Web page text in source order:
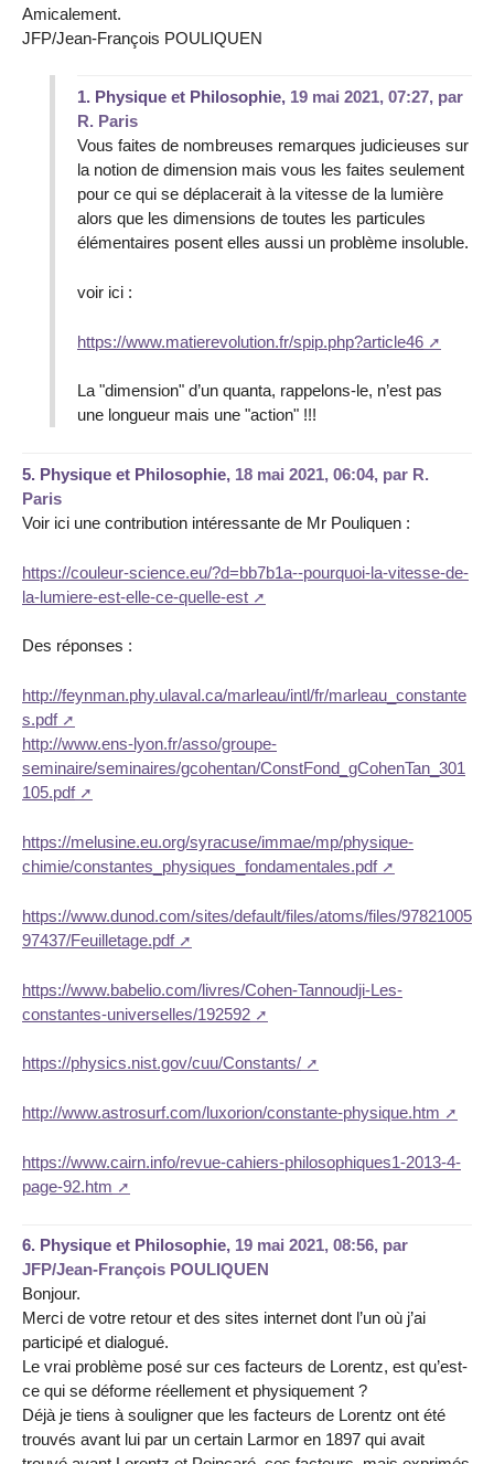
Amicalement.
JFP/Jean-François POULIQUEN
1. Physique et Philosophie, 19 mai 2021, 07:27, par
R. Paris
Vous faites de nombreuses remarques judicieuses sur
la notion de dimension mais vous les faites seulement
pour ce qui se déplacerait à la vitesse de la lumière
alors que les dimensions de toutes les particules
élémentaires posent elles aussi un problème insoluble.
voir ici :
https://www.matierevolution.fr/spip.php?article46
La "dimension" d’un quanta, rappelons-le, n’est pas
une longueur mais une "action" !!!
5. Physique et Philosophie, 18 mai 2021, 06:04, par R.
Paris
Voir ici une contribution intéressante de Mr Pouliquen :
https://couleur-science.eu/?d=bb7b1a--pourquoi-la-vitesse-de-
la-lumiere-est-elle-ce-quelle-est
Des réponses :
http://feynman.phy.ulaval.ca/marleau/intl/fr/marleau_constante
s.pdf
http://www.ens-lyon.fr/asso/groupe-
seminaire/seminaires/gcohentan/ConstFond_gCohenTan_301
105.pdf
https://melusine.eu.org/syracuse/immae/mp/physique-
chimie/constantes_physiques_fondamentales.pdf
https://www.dunod.com/sites/default/files/atoms/files/97821005
97437/Feuilletage.pdf
https://www.babelio.com/livres/Cohen-Tannoudji-Les-
constantes-universelles/192592
https://physics.nist.gov/cuu/Constants/
http://www.astrosurf.com/luxorion/constante-physique.htm
https://www.cairn.info/revue-cahiers-philosophiques1-2013-4-
page-92.htm
6. Physique et Philosophie, 19 mai 2021, 08:56, par
JFP/Jean-François POULIQUEN
Bonjour.
Merci de votre retour et des sites internet dont l’un où j’ai
participé et dialogué.
Le vrai problème posé sur ces facteurs de Lorentz, est qu’est-
ce qui se déforme réellement et physiquement ?
Déjà je tiens à souligner que les facteurs de Lorentz ont été
trouvés avant lui par un certain Larmor en 1897 qui avait